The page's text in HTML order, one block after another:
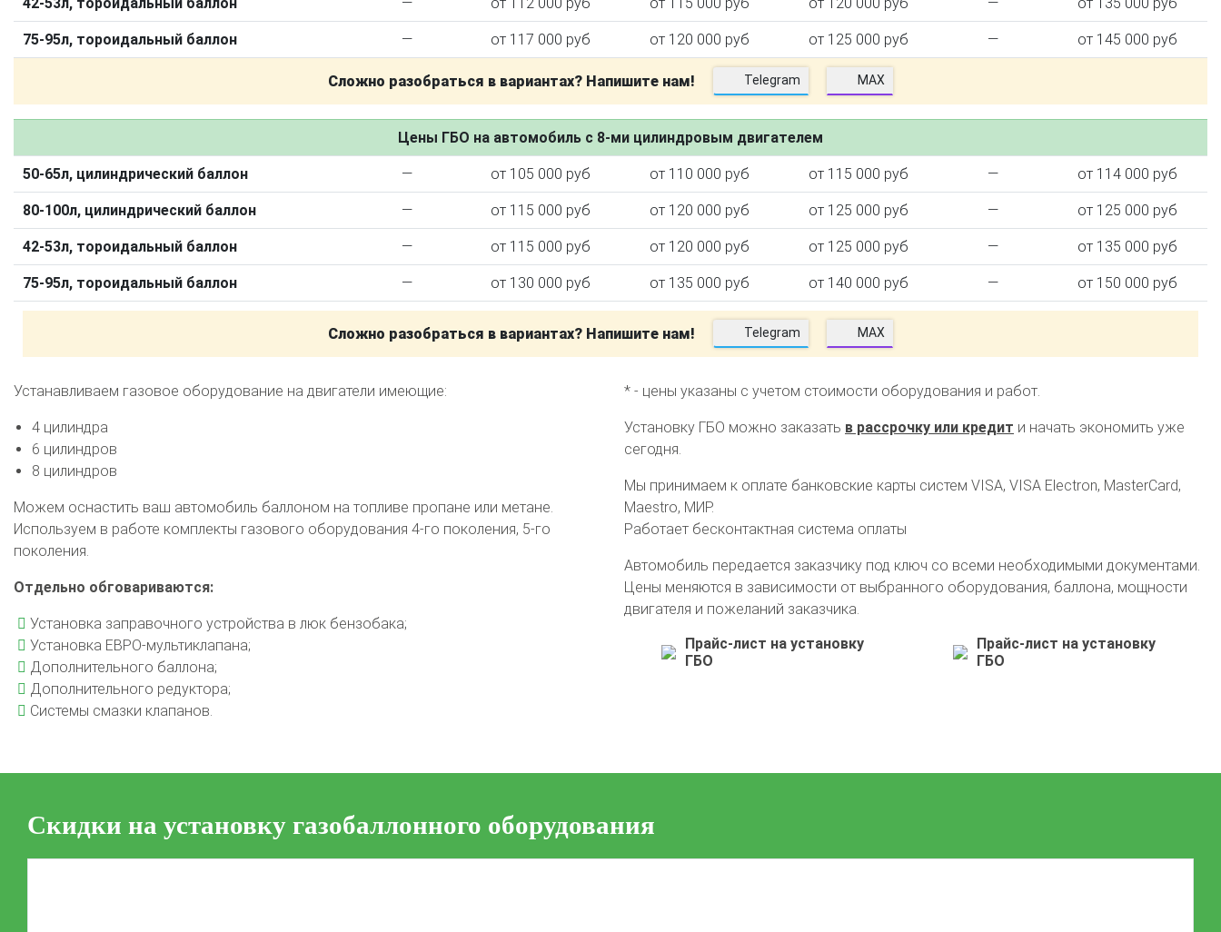
2-го поколения 4-го поколения
5-го поколения
BRC
OMVL LOVATO KME Digitronic
Калькулятор выгоды ГБО Калькулятор топлива
Техобслуживание ГБО
Полная диагностика ГБО
Чистка и регулировка форсунок
Замена датчика давления
Регистрация ГБО в ГИБДД
75-95л, тороидальный баллон — от 117 000 руб от 120 000 руб от 125 000 руб — от 145 000 руб
Сложно разобраться в вариантах? Напишите нам! Telegram MAX
Цены ГБО на автомобиль с 8-ми цилиндровым двигателем
50-65л, цилиндрический баллон — от 105 000 руб от 110 000 руб от 115 000 руб — от 114 000 руб
80-100л, цилиндрический баллон — от 115 000 руб от 120 000 руб от 125 000 руб — от 125 000 руб
42-53л, тороидальный баллон — от 115 000 руб от 120 000 руб от 125 000 руб — от 135 000 руб
75-95л, тороидальный баллон — от 130 000 руб от 135 000 руб от 140 000 руб — от 150 000 руб
Сложно разобраться в вариантах? Напишите нам! Telegram MAX
Устанавливаем газовое оборудование на двигатели имеющие:
4 цилиндра
6 цилиндров
8 цилиндров
Можем оснастить ваш автомобиль баллоном на топливе пропане или метане.
Используем в работе комплекты газового оборудования 4-го поколения, 5-го
поколения.
Отдельно обговариваются:
Установка заправочного устройства в люк бензобака;
Установка ЕВРО-мультиклапана;
Дополнительного баллона;
Дополнительного редуктора;
Системы смазки клапанов.
* - цены указаны с учетом стоимости оборудования и работ.
Установку ГБО можно заказать в рассрочку или кредит и начать экономить уже
сегодня.
Мы принимаем к оплате банковские карты систем VISA, VISA Electron, MasterCard,
Maestro, МИР.
Работает бесконтактная система оплаты
Автомобиль передается заказчику под ключ со всеми необходимыми документами.
Цены меняются в зависимости от выбранного оборудования, баллона, мощности
двигателя и пожеланий заказчика.
Прайс-лист на установку
ГБО
Прайс-лист на установку
ГБО
Скидки на установку газобаллонного оборудования